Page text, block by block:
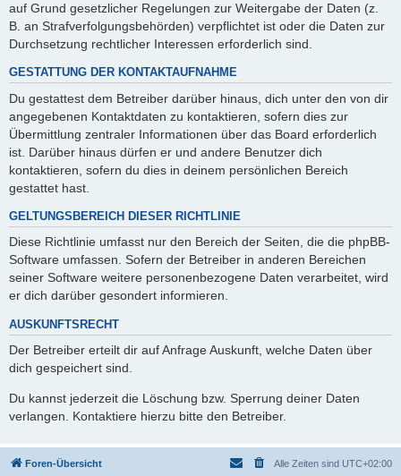
auf Grund gesetzlicher Regelungen zur Weitergabe der Daten (z.
B. an Strafverfolgungsbehörden) verpflichtet ist oder die Daten zur
Durchsetzung rechtlicher Interessen erforderlich sind.
GESTATTUNG DER KONTAKTAUFNAHME
Du gestattest dem Betreiber darüber hinaus, dich unter den von dir
angegebenen Kontaktdaten zu kontaktieren, sofern dies zur
Übermittlung zentraler Informationen über das Board erforderlich
ist. Darüber hinaus dürfen er und andere Benutzer dich
kontaktieren, sofern du dies in deinem persönlichen Bereich
gestattet hast.
GELTUNGSBEREICH DIESER RICHTLINIE
Diese Richtlinie umfasst nur den Bereich der Seiten, die die phpBB-
Software umfassen. Sofern der Betreiber in anderen Bereichen
seiner Software weitere personenbezogene Daten verarbeitet, wird
er dich darüber gesondert informieren.
AUSKUNFTSRECHT
Der Betreiber erteilt dir auf Anfrage Auskunft, welche Daten über
dich gespeichert sind.
Du kannst jederzeit die Löschung bzw. Sperrung deiner Daten
verlangen. Kontaktiere hierzu bitte den Betreiber.
Foren-Übersicht Alle Zeiten sind UTC+02:00